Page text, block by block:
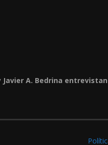
Javier A. Bedrina